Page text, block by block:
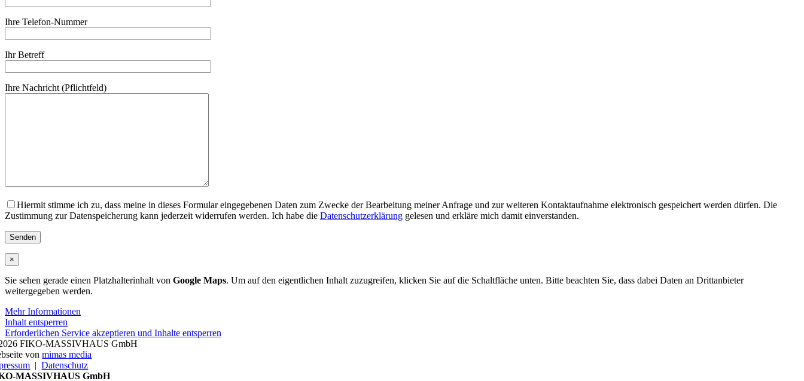
Ihre Telefon-Nummer
Ihr Betreff
Ihre Nachricht (Pflichtfeld)
Hiermit stimme ich zu, dass meine in dieses Formular eingegebenen Daten zum Zwecke der Bearbeitung meiner Anfrage und zur weiteren Kontaktaufnahme elektronisch gespeichert werden dürfen. Die
Zustimmung zur Datenspeicherung kann jederzeit widerrufen werden. Ich habe die Datenschutzerklärung gelesen und erkläre mich damit einverstanden.
×
Sie sehen gerade einen Platzhalterinhalt von Google Maps. Um auf den eigentlichen Inhalt zuzugreifen, klicken Sie auf die Schaltfläche unten. Bitte beachten Sie, dass dabei Daten an Drittanbieter
weitergegeben werden.
Mehr Informationen
Inhalt entsperren
Erforderlichen Service akzeptieren und Inhalte entsperren
FIKO-MASSIVHAUS GmbH
vonmimas media
|Datenschutz
MASSIVHAUS GmbH